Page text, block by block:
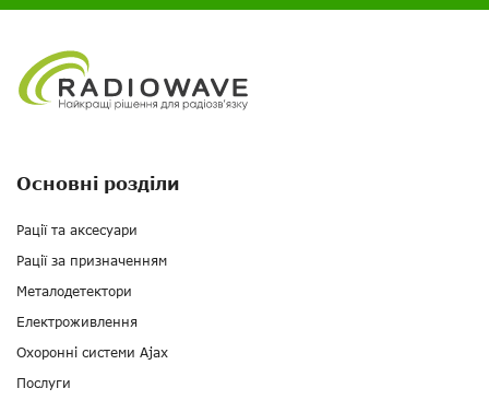
Основні розділи
Рації та аксесуари
Рації за призначенням
Металодетектори
Електроживлення
Охоронні системи Ajax
Послуги